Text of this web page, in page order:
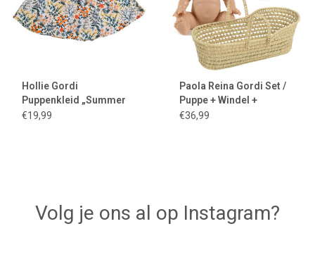
Hollie Gordi
Puppenkleid „Summer
Flower“
€19,99
Paola Reina Gordi Set /
Puppe + Windel +
Moses-Korb
€36,99
Volg je ons al op Instagram?